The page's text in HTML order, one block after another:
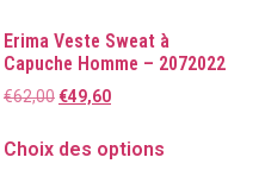
Erima Veste Sweat à
Capuche Homme – 2072022
€62,00€49,60
Choix des options